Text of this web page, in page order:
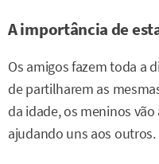
A importância de
Os amigos fazem toda a
de partilharem as
da idade, os meninos
ajudando uns aos outros.